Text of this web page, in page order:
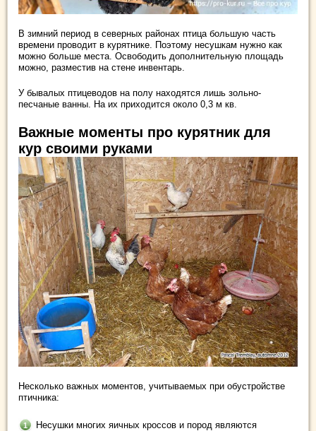
В зимний период в северных районах птица большую часть
времени проводит в курятнике. Поэтому несушкам нужно как
можно больше места. Освободить дополнительную площадь
можно, разместив на стене инвентарь.
У бывалых птицеводов на полу находятся лишь зольно-
песчаные ванны. На их приходится около 0,3 м кв.
Важные моменты про курятник для
кур своими руками
Несколько важных моментов, учитываемых при обустройстве
птичника:
Несушки многих яичных кроссов и пород являются